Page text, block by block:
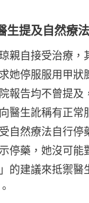
生提及自然療
親自接受治療，
她停服服用甲狀
報告均不曾提及
醫生訛稱有正常
自然療法自行停
停藥，她沒可能
的建議來抵禦醫